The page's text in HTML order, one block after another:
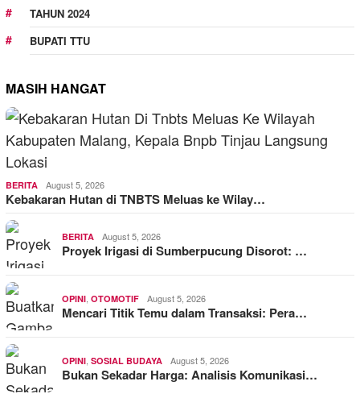
TAHUN 2024
BUPATI TTU
MASIH HANGAT
BERITA August 5, 2026
Kebakaran Hutan di TNBTS Meluas ke Wilay…
BERITA August 5, 2026
Proyek Irigasi di Sumberpucung Disorot: …
OPINI, OTOMOTIF August 5, 2026
Mencari Titik Temu dalam Transaksi: Pera…
OPINI, SOSIAL BUDAYA August 5, 2026
Bukan Sekadar Harga: Analisis Komunikasi…